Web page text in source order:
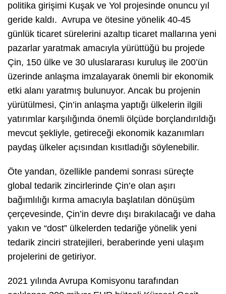
politika girişimi Kuşak ve Yol projesinde onuncu yıl
geride kaldı. Avrupa ve ötesine yönelik 40-45
günlük ticaret sürelerini azaltıp ticaret mallarına yeni
pazarlar yaratmak amacıyla yürüttüğü bu projede
Çin, 150 ülke ve 30 uluslararası kuruluş ile 200’ün
üzerinde anlaşma imzalayarak önemli bir ekonomik
etki alanı yaratmış bulunuyor. Ancak bu projenin
yürütülmesi, Çin’in anlaşma yaptığı ülkelerin ilgili
yatırımlar karşılığında önemli ölçüde borçlandırıldığı
mevcut şekliyle, getireceği ekonomik kazanımları
paydaş ülkeler açısından kısıtladığı söylenebilir.
Öte yandan, özellikle pandemi sonrası süreçte
global tedarik zincirlerinde Çin’e olan aşırı
bağımlılığı kırma amacıyla başlatılan dönüşüm
çerçevesinde, Çin’in devre dışı bırakılacağı ve daha
yakın ve “dost” ülkelerden tedariğe yönelik yeni
tedarik zinciri stratejileri, beraberinde yeni ulaşım
projelerini de getiriyor.
2021 yılında Avrupa Komisyonu tarafından